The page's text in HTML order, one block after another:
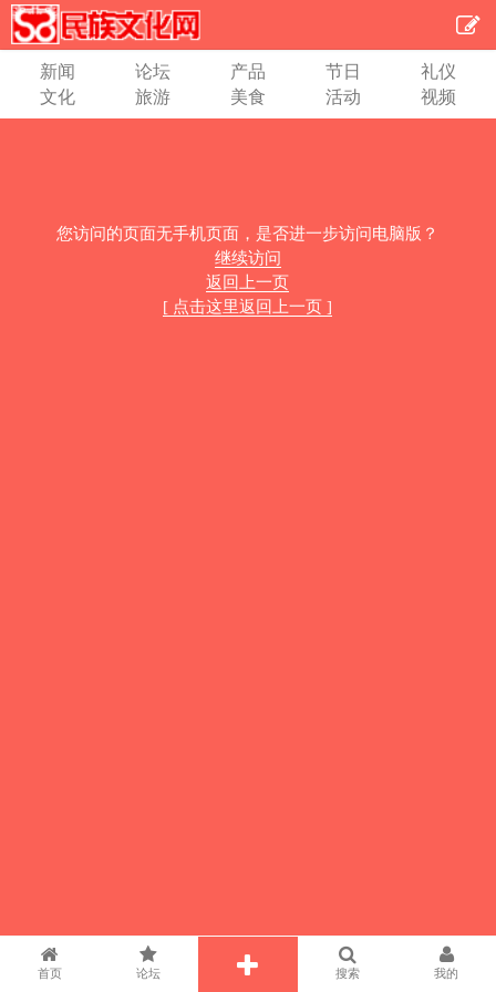
新闻 论坛 产品 节日
礼仪
文化
旅游 美食 活动 视频
您访问的页面无手机页面，是否进一步访问电脑版？
继续访问
返回上一页
[ 点击这里返回上一页 ]
首页 论坛 搜索 我的